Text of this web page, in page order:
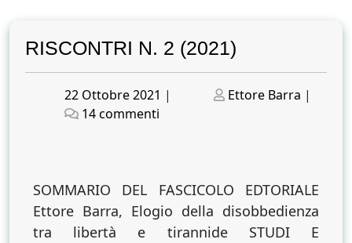
RISCONTRI N. 2 (2021)
Posted
on
22 Ottobre 2021 |
Posted
Ettore Barra |
14 commenti
(2021)
SOMMARIO DEL FASCICOLO EDTORIALE
Ettore Barra, Elogio della disobbedienza
tra libertà e tirannide STUDI E